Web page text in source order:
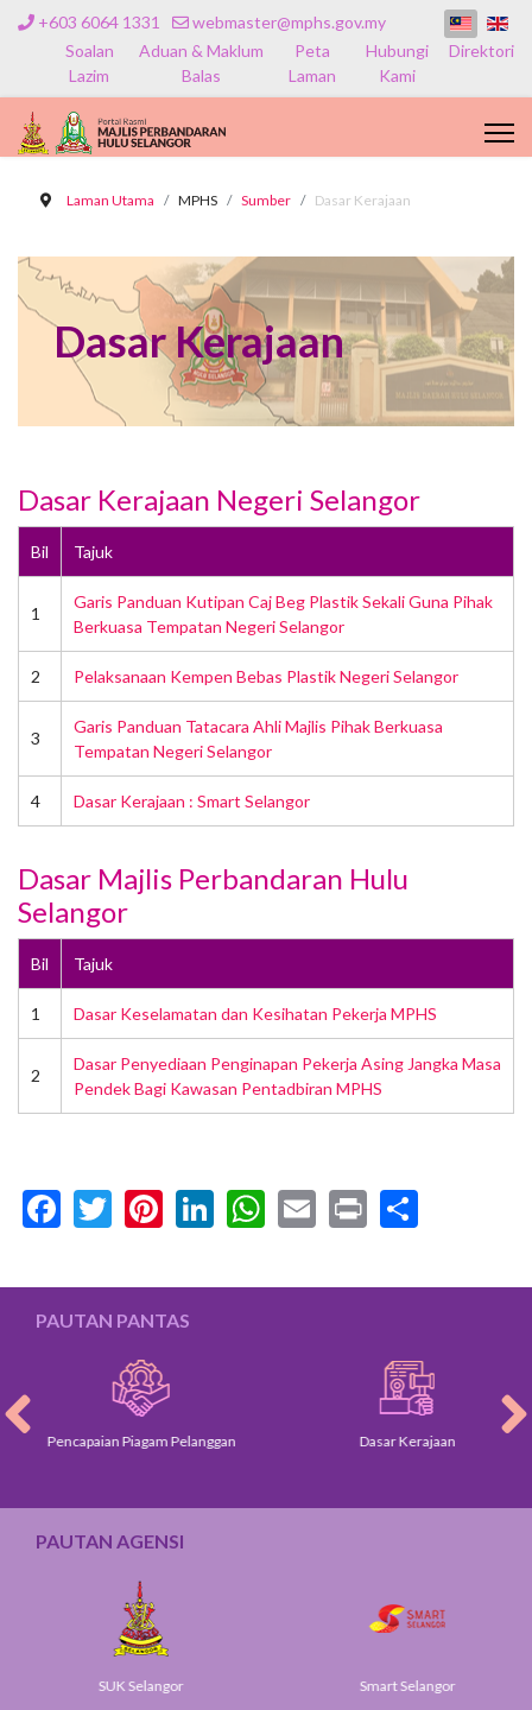
+603 6064 1331
webmaster@mphs.gov.my
Soalan
Lazim
Aduan & Maklum
Balas
Peta
Laman
Hubungi
Kami
Direktori
Laman Utama MPHS Sumber Dasar Kerajaan
Dasar Kerajaan
Dasar Kerajaan Negeri Selangor
Bil Tajuk
1
Garis Panduan Kutipan Caj Beg Plastik Sekali Guna Pihak
Berkuasa Tempatan Negeri Selangor
2 Pelaksanaan Kempen Bebas Plastik Negeri Selangor
3
Garis Panduan Tatacara Ahli Majlis Pihak Berkuasa
Tempatan Negeri Selangor
4 Dasar Kerajaan : Smart Selangor
Dasar Majlis Perbandaran Hulu
Selangor
Bil Tajuk
1 Dasar Keselamatan dan Kesihatan Pekerja MPHS
2
Dasar Penyediaan Penginapan Pekerja Asing Jangka Masa
Pendek Bagi Kawasan Pentadbiran MPHS
Facebook
Twitter
Pinterest
LinkedIn
WhatsApp
Email
Print
PAUTAN PANTAS
Pencapaian Piagam Pelanggan Dasar Kerajaan
PAUTAN AGENSI
SUK Selangor Smart Selangor